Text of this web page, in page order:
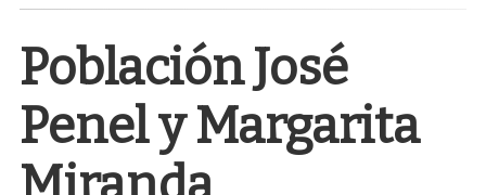
Población José
Penel y Margarita